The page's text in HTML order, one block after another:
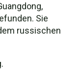
Sie
russischen